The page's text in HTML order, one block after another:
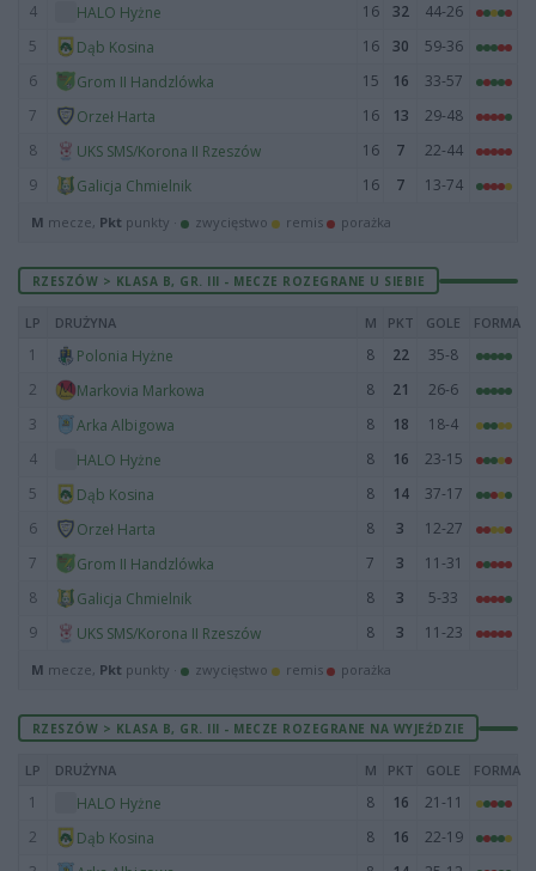
4
HALO Hyżne 16 32
44-26
5
Dąb Kosina 16 30
59-36
6
Grom II Handzlówka 15 16
33-57
7
Orzeł Harta 16 13
29-48
8
UKS SMS/Korona II Rzeszów 16 7
22-44
9
Galicja Chmielnik 16 7 13-74
M mecze, Pkt punkty · zwycięstwo remis porażka
RZESZÓW > KLASA B, GR. III - MECZE ROZEGRANE U SIEBIE
LP DRUŻYNA M PKT GOLE FORMA
1 Polonia Hyżne 8 22
35-8
2
Markovia Markowa 8 21
26-6
3
Arka Albigowa 8 18
18-4
4
HALO Hyżne 8 16
23-15
5
Dąb Kosina 8 14
37-17
6
Orzeł Harta 8 3
12-27
7
Grom II Handzlówka 7 3
11-31
8
Galicja Chmielnik 8 3
5-33
9
UKS SMS/Korona II Rzeszów 8 3 11-23
M mecze, Pkt punkty · zwycięstwo remis porażka
RZESZÓW > KLASA B, GR. III - MECZE ROZEGRANE NA WYJEŹDZIE
LP DRUŻYNA M PKT GOLE FORMA
1 HALO Hyżne 8 16
21-11
2
Dąb Kosina 8 16
22-19